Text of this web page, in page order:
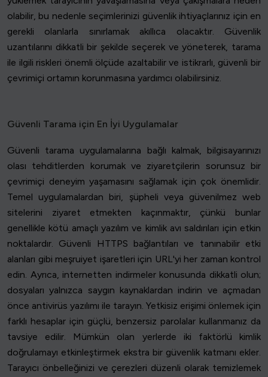
olabilir, bu nedenle seçimlerinizi güvenlik ihtiyaçlarınız için en
gerekli olanlarla sınırlamak akıllıca olacaktır. Güvenlik
uzantılarını dikkatli bir şekilde seçerek ve yöneterek, tarama
ile ilgili riskleri önemli ölçüde azaltabilir ve istikrarlı, güvenli bir
çevrimiçi ortamın korunmasına yardımcı olabilirsiniz.
Güvenli Tarama için En İyi Uygulamalar
Güvenli tarama uygulamalarına bağlı kalmak, bilgisayarınızı
olası tehditlerden korumak ve ziyaretçilerin sorunsuz bir
çevrimiçi deneyim yaşamasını sağlamak için çok önemlidir.
Temel uygulamalardan biri, şüpheli veya güvenilmez web
sitelerini ziyaret etmekten kaçınmaktır, çünkü bunlar
genellikle kötü amaçlı yazılım ve kimlik avı saldırıları için etkin
noktalardır. Güvenli HTTPS bağlantıları ve tanınabilir etki
alanları gibi meşruiyet işaretleri için URL'yi her zaman kontrol
edin. Ayrıca, internetten indirmeler konusunda dikkatli olun;
dosyaları yalnızca saygın kaynaklardan indirin ve açmadan
önce antivirüs yazılımı ile tarayın. Yetkisiz erişimi önlemek için
farklı hesaplar için güçlü, benzersiz parolalar kullanmanız da
tavsiye edilir. Mümkün olan yerlerde iki faktörlü kimlik
doğrulamayı etkinleştirmek ekstra bir güvenlik katmanı ekler.
Tarayıcı önbelleğinizi ve çerezleri düzenli olarak temizlemek